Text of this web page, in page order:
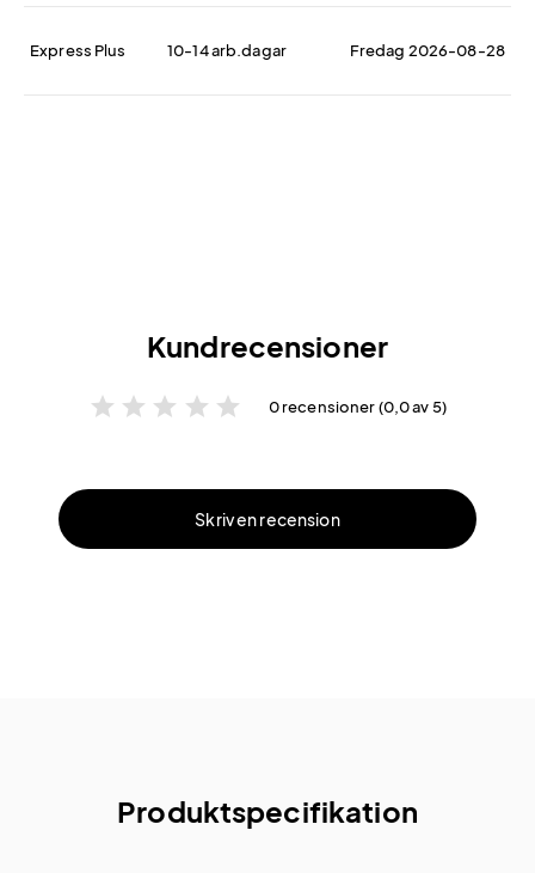
Express Plus 10-14 arb.dagar Fredag 2026-08-28
Kundrecensioner
star star star star star 0 recensioner (0,0 av 5)
Skriv en recension
Produktspecifikation